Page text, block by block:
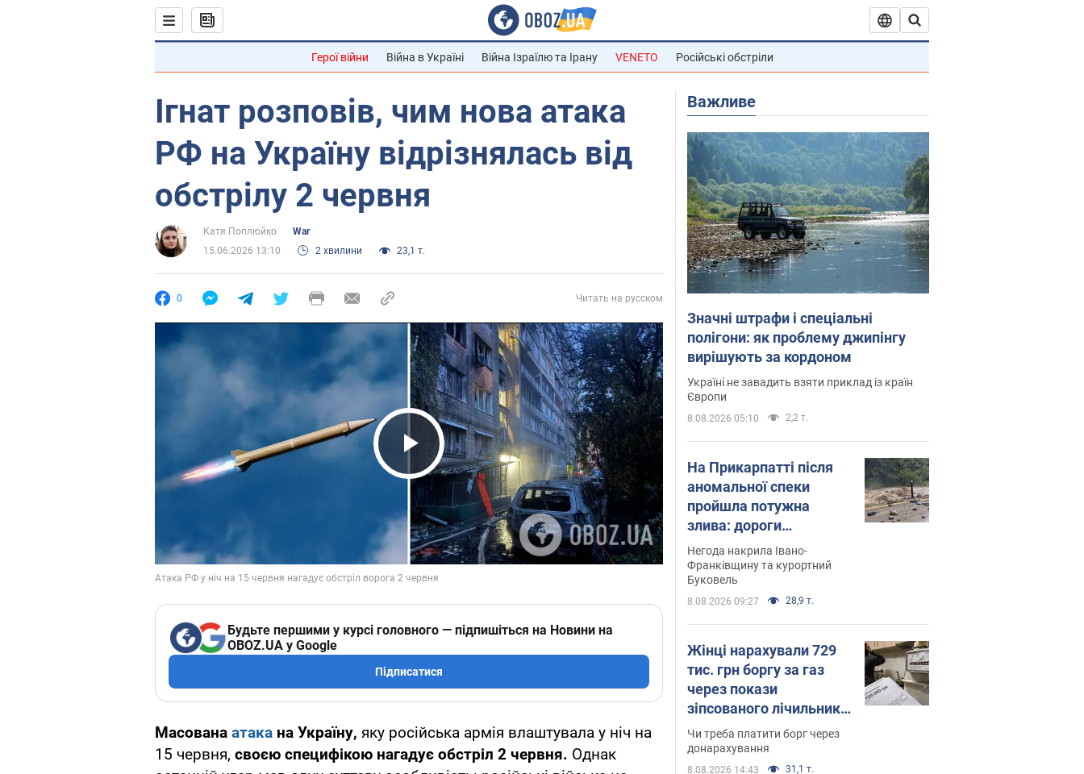
Герої війни Війна в Україні Війна Ізраїлю та Ірану VENETO Російські обстріли
Ігнат розповів, чим нова атака
РФ на Україну відрізнялась від
обстрілу 2 червня
Катя Поплюйко
War
15.06.2026 13:10
2 хвилини 23,1 т.
0 Читать на русском
Play Video
Будьте першими у курсі головного — підпишіться на Новини на
OBOZ.UA у Google
Підписатися
Масована атака на Україну, яку російська армія влаштувала у ніч на
15 червня, своєю специфікою нагадує обстріл 2 червня. Однак
Важливе
Значні штрафи і спеціальні
полігони: як проблему джипінгу
вирішують за кордоном
Україні не завадить взяти приклад із країн
Європи
8.08.2026 05:10 2,2 т.
На Прикарпатті після
аномальної спеки
пройшла потужна
злива: дороги
перетворились на
річки. Відео
Негода накрила Івано-
Франківщину та курортний
Буковель
8.08.2026 09:27 28,9 т.
Жінці нарахували 729
тис. грн боргу за газ
через покази
зіпсованого лічильника:
суддя ухвалив
неочікуване рішення
Чи треба платити борг через
донарахування
8.08.2026 14:43 31,1 т.